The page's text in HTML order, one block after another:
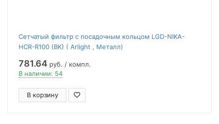
Сетчатый фильтр с посадочным кольцом LGD-NIKA-
HCR-R100 (BK) ( Arlight , Металл)
781.64 руб. / компл.
В наличии: 54
В корзину